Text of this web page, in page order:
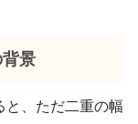
景
と、ただ二重の幅